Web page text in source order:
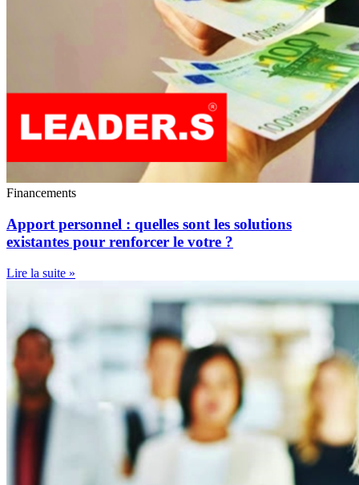
Financements
Apport personnel : quelles sont les solutions
existantes pour renforcer le votre ?
Lire la suite »